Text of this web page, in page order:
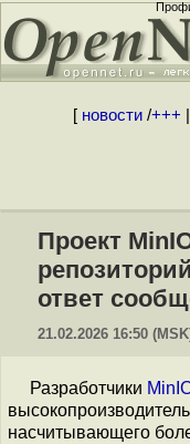
[ новости/+++
Проект
ответ
21.02.2026 16:50
Разработчики
насчитывающего